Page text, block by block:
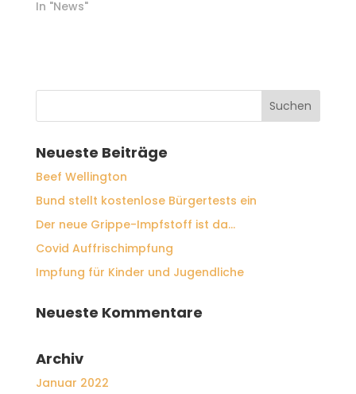
In "News"
Neueste Beiträge
Beef Wellington
Bund stellt kostenlose Bürgertests ein
Der neue Grippe-Impfstoff ist da…
Covid Auffrischimpfung
Impfung für Kinder und Jugendliche
Neueste Kommentare
Archiv
Januar 2022